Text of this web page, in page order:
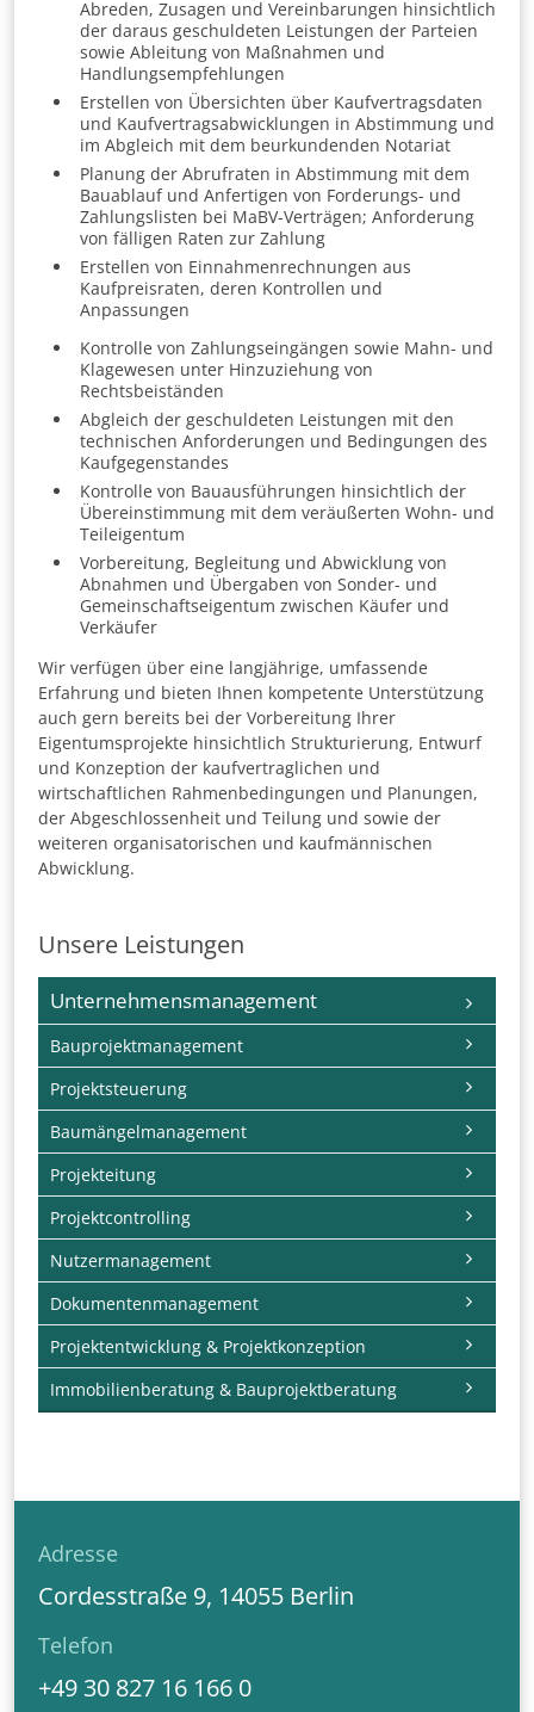
Abreden, Zusagen und Vereinbarungen hinsichtlich
der daraus geschuldeten Leistungen der Parteien
sowie Ableitung von Maßnahmen und
Handlungsempfehlungen
Erstellen von Übersichten über Kaufvertragsdaten
und Kaufvertragsabwicklungen in Abstimmung und
im Abgleich mit dem beurkundenden Notariat
Planung der Abrufraten in Abstimmung mit dem
Bauablauf und Anfertigen von Forderungs- und
Zahlungslisten bei MaBV-Verträgen; Anforderung
von fälligen Raten zur Zahlung
Erstellen von Einnahmenrechnungen aus
Kaufpreisraten, deren Kontrollen und
Anpassungen
Kontrolle von Zahlungseingängen sowie Mahn- und
Klagewesen unter Hinzuziehung von
Rechtsbeiständen
Abgleich der geschuldeten Leistungen mit den
technischen Anforderungen und Bedingungen des
Kaufgegenstandes
Kontrolle von Bauausführungen hinsichtlich der
Übereinstimmung mit dem veräußerten Wohn- und
Teileigentum
Vorbereitung, Begleitung und Abwicklung von
Abnahmen und Übergaben von Sonder- und
Gemeinschaftseigentum zwischen Käufer und
Verkäufer
Wir verfügen über eine langjährige, umfassende
Erfahrung und bieten Ihnen kompetente Unterstützung
auch gern bereits bei der Vorbereitung Ihrer
Eigentumsprojekte hinsichtlich Strukturierung, Entwurf
und Konzeption der kaufvertraglichen und
wirtschaftlichen Rahmenbedingungen und Planungen,
der Abgeschlossenheit und Teilung und sowie der
weiteren organisatorischen und kaufmännischen
Abwicklung.
Unsere Leistungen
Navigation
überspringen
Unternehmensmanagement
Bauprojektmanagement
Projektsteuerung
Baumängelmanagement
Projekteitung
Projektcontrolling
Nutzermanagement
Dokumentenmanagement
Projektentwicklung & Projektkonzeption
Immobilienberatung & Bauprojektberatung
Adresse
Cordesstraße 9, 14055 Berlin
Telefon
+49 30 827 16 166 0